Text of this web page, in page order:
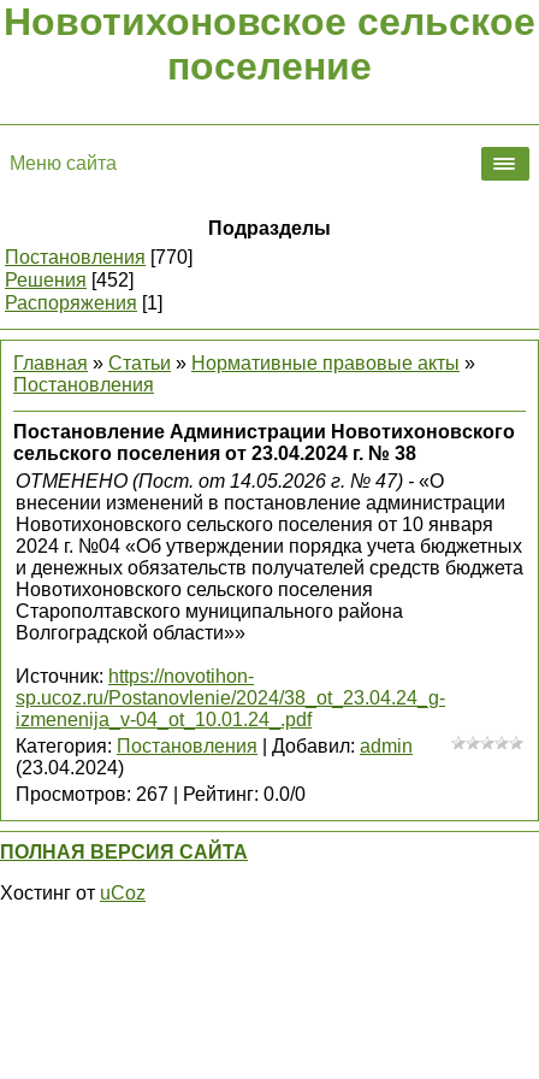
Новотихоновское сельское
поселение
Меню сайта
Подразделы
Постановления [770]
Решения [452]
Распоряжения [1]
Главная » Статьи » Нормативные правовые акты »
Постановления
Постановление Администрации Новотихоновского
сельского поселения от 23.04.2024 г. № 38
ОТМЕНЕНО (Пост. от 14.05.2026 г. № 47) - «О
внесении изменений в постановление администрации
Новотихоновского сельского поселения от 10 января
2024 г. №04 «Об утверждении порядка учета бюджетных
и денежных обязательств получателей средств бюджета
Новотихоновского сельского поселения
Старополтавского муниципального района
Волгоградской области»»
Источник: https://novotihon-
sp.ucoz.ru/Postanovlenie/2024/38_ot_23.04.24_g-
izmenenija_v-04_ot_10.01.24_.pdf
Категория: Постановления Добавил: admin
(23.04.2024)
Просмотров: 267 Рейтинг: 0.0/0
ПОЛНАЯ ВЕРСИЯ САЙТА
Хостинг от uCoz